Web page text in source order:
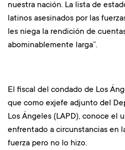
nuestra nación. La lista de
latinos asesinados por las
les niega la rendición de
abominablemente larga”.
El fiscal del condado de Los
que como exjefe adjunto del
Los Ángeles (LAPD), conoce el
enfrentado a circunstancias en
fuerza pero no lo hizo.